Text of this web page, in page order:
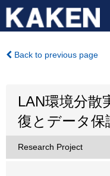
Back to previous page
LAN環境分散
復とデータ保
Research Project